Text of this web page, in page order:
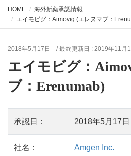
HOME
海外新薬承認情報
エイモビグ：Aimovig (エレヌマブ：
2018年5月17日 / 最終更新日 : 2019年11月
エイモビグ：
ブ：Erenumab)
承認日： 2018年5月17日
社名： Amgen Inc.